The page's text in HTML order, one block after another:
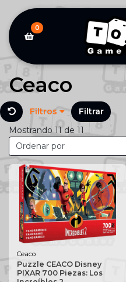
0
Ceaco
Filtros
Filtrar
Mostrando 11 de 11
Ceaco
Puzzle CEACO Disney
PIXAR 700 Piezas: Los